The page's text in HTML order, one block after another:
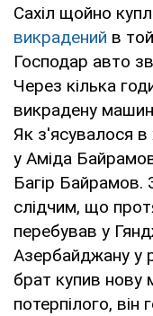
Сахіл щойно
викрадений в
Господар авто
Через кілька
викрадену
Як з'ясувалося в
у Аміда
Багір Байрамов.
слідчим, що
перебував у
Азербайджану у
брат купив нову
потерпілого, він